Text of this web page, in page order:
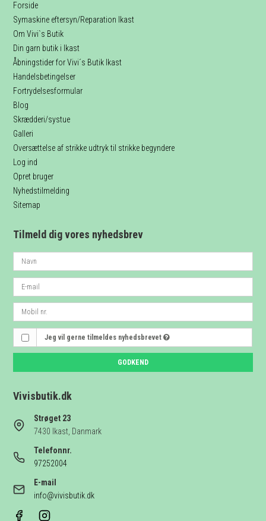
Forside
Symaskine eftersyn/Reparation Ikast
Om Vivi`s Butik
Din garn butik i Ikast
Åbningstider for Vivi´s Butik Ikast
Handelsbetingelser
Fortrydelsesformular
Blog
Skrædderi/systue
Galleri
Oversættelse af strikke udtryk til strikke begyndere
Log ind
Opret bruger
Nyhedstilmelding
Sitemap
Tilmeld dig vores nyhedsbrev
Jeg vil gerne tilmeldes nyhedsbrevet
GODKEND
Vivisbutik.dk
Strøget 23
7430 Ikast, Danmark
Telefonnr.
97252004
E-mail
info@vivisbutik.dk